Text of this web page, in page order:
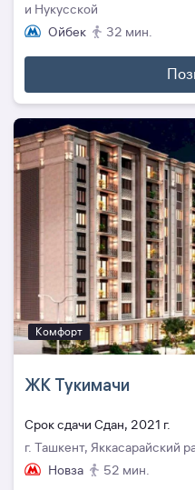
и Нукусской
Ойбек
32 мин.
Комфорт
ЖК Тукимачи
Cрок сдачи Сдан, 2021 г.
г. Ташкент, Яккасарайский
Новза
52 мин.